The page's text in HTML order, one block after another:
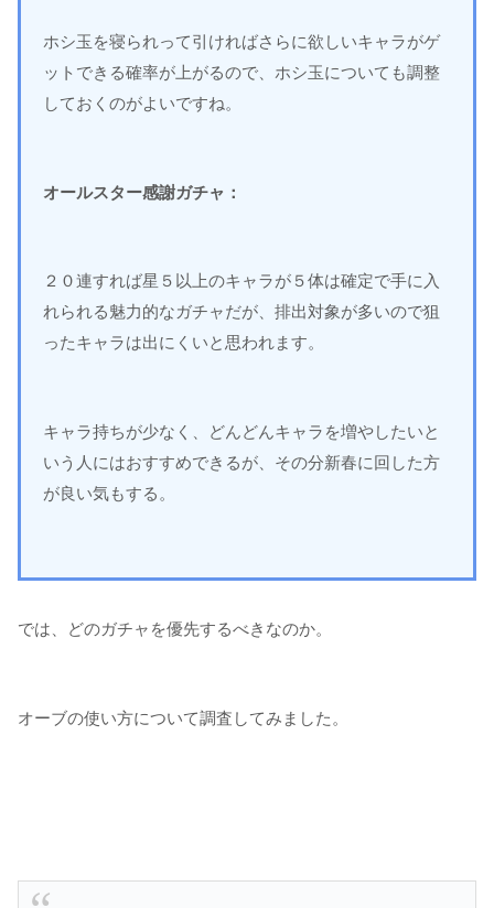
ホシ玉を寝られって引ければさらに欲しいキャラがゲ
ットできる確率が上がるので、ホシ玉についても調整
しておくのがよいですね。
オールスター感謝ガチャ：
２０連すれば星５以上のキャラが５体は確定で手に入
れられる魅力的なガチャだが、排出対象が多いので狙
ったキャラは出にくいと思われます。
キャラ持ちが少なく、どんどんキャラを増やしたいと
いう人にはおすすめできるが、その分新春に回した方
が良い気もする。
では、どのガチャを優先するべきなのか。
オーブの使い方について調査してみました。